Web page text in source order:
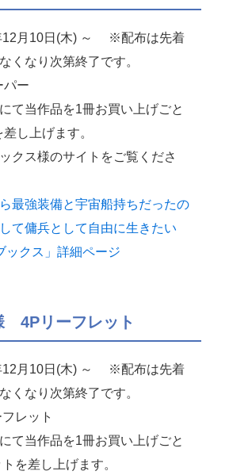
12月10日(木) ～ ※配布は先着
くなり次第終了です。
パー
て当作品を1冊お買い上げごと
し上げます。
クス様のサイトをご覧くださ
最強装備と宇宙船持ちだったの
て傭兵として自由に生きたい
ックス」詳細ページ
4Pリーフレット
12月10日(木) ～ ※配布は先着
くなり次第終了です。
レット
て当作品を1冊お買い上げごと
を差し上げます。